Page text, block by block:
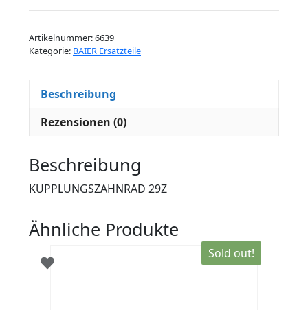
Artikelnummer:6639
Kategorie: BAIER Ersatzteile
Beschreibung
Rezensionen (0)
Beschreibung
KUPPLUNGSZAHNRAD 29Z
Ähnliche Produkte
Sold out!